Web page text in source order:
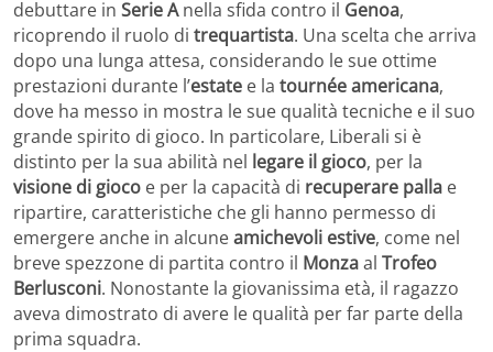
debuttare in Serie Anella sfida contro il Genoa,
ricoprendo il ruolo di trequartista. Una scelta che arriva
dopo una lunga attesa, considerando le sue ottime
prestazioni durante l’estate e la tournée americana,
dove ha messo in mostra le sue qualità tecniche e il suo
grande spirito di gioco. In particolare, Liberali si è
distinto per la sua abilità nel legare il gioco, per la
visione di gioco e per la capacità di recuperare palla e
ripartire, caratteristiche che gli hanno permesso di
emergere anche in alcuneamichevoli estive, come nel
breve spezzone di partita contro il Monzaal Trofeo
Berlusconi. Nonostante la giovanissima età, il ragazzo
aveva dimostrato di avere le qualità per far parte della
prima squadra.